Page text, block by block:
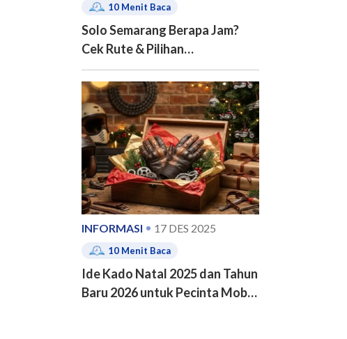
10 Menit Baca
Solo Semarang Berapa Jam?
Cek Rute & Pilihan
Transportasinya
INFORMASI 17 DES 2025
10 Menit Baca
Ide Kado Natal 2025 dan Tahun
Baru 2026 untuk Pecinta Mobil